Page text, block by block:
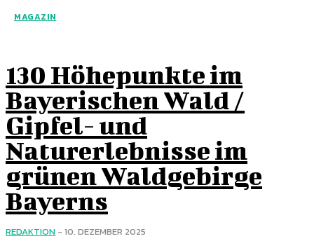
MAGAZIN
130 Höhepunkte im
Bayerischen Wald /
Gipfel- und
Naturerlebnisse im
grünen Waldgebirge
Bayerns
REDAKTION - 10. DEZEMBER 2025